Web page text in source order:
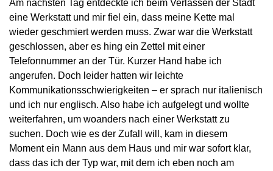
Am nächsten Tag entdeckte ich beim Verlassen der Stadt
eine Werkstatt und mir fiel ein, dass meine Kette mal
wieder geschmiert werden muss. Zwar war die Werkstatt
geschlossen, aber es hing ein Zettel mit einer
Telefonnummer an der Tür. Kurzer Hand habe ich
angerufen. Doch leider hatten wir leichte
Kommunikationsschwierigkeiten – er sprach nur italienisch
und ich nur englisch. Also habe ich aufgelegt und wollte
weiterfahren, um woanders nach einer Werkstatt zu
suchen. Doch wie es der Zufall will, kam in diesem
Moment ein Mann aus dem Haus und mir war sofort klar,
dass das ich der Typ war, mit dem ich eben noch am